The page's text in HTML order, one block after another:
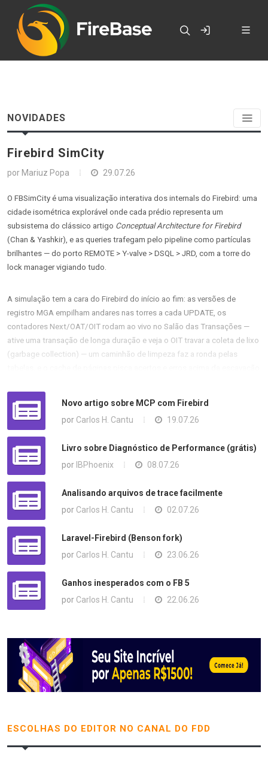
NOVIDADES
Firebird SimCity
por Mariuz Popa 29.07.26
O FBSimCity é uma visualização interativa dos internals do Firebird: uma
cidade isométrica explorável onde cada prédio representa um
subsistema do clássico artigo Conceptual Architecture for Firebird
(Chan & Yashkir), e as queries trafegam pelo pipeline como partículas
brilhantes — do porto REMOTE > Y-valve > DSQL > JRD, com a torre do
lock manager vigiando tudo.
A simulação tem a cara do Firebird do início ao fim: as versões de
registro MGA empilham andares nas torres a cada UPDATE, os
contadores Next/OAT/OIT rodam ao vivo no Salão das Transações —
ative uma transação de longa duração e veja o OIT travar a coleta de lixo
(garbage collection) — um caminhão de limpeza faz a ronda pelas
A versão 0.3.0 traz um inspetor de cadeia de versões ao vivo com IDs de
transação reais, um passeio textual acessível por todo o pipeline em
guiado, rastreamento de query passo a passo, cenários predefinidos e
links profundos compartilháveis como este, que te leva direto a uma
cidade com OIT travado e o inspetor de cadeia já aberto.
https://mariuz.github.io/FBSimCity/
Código-fonte (MIT, HTML/JS puro, sem build):
https://github.com/mariuz/FBSimCity
É um modelo para construir intuição, não um emulador — correções de
quem entende dos internals do motor são muito bem-vindas.
Novo artigo sobre MCP com Firebird
por Carlos H. Cantu 19.07.26
Livro sobre Diagnóstico de Performance (grátis)
por IBPhoenix 08.07.26
Analisando arquivos de trace facilmente
por Carlos H. Cantu 02.07.26
Laravel-Firebird (Benson fork)
por Carlos H. Cantu 23.06.26
Ganhos inesperados com o FB 5
por Carlos H. Cantu 22.06.26
ESCOLHAS DO EDITOR NO CANAL DO FDD